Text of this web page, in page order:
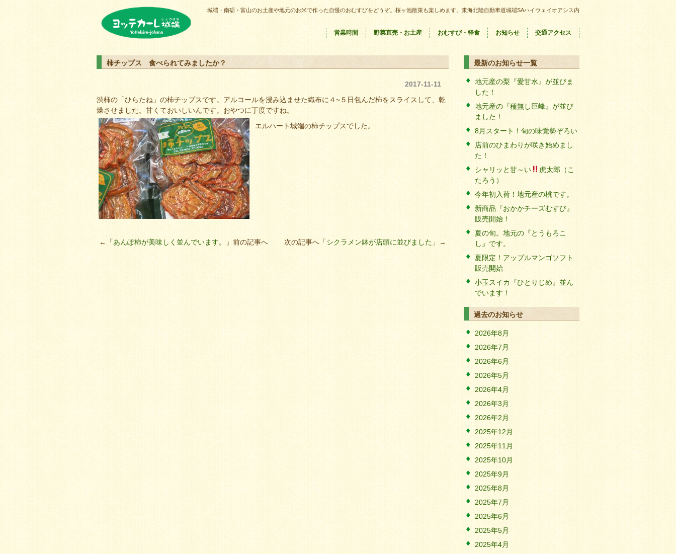
城端・南砺・富山のお土産や地元のお米で作った自慢のおむすびをどうぞ。桜ヶ池散策も楽しめます。東海北陸自動車道城端SAハイウェイオアシス内
営業時間 野菜直売・お土産 おむすび・軽食 お知らせ 交通アクセス
柿チップス 食べられてみましたか？
2017-11-11
渋柿の「ひらたね」の柿チップスです。アルコールを浸み込ませた織布に４~５日包んだ柿をスライスして、乾
燥させました。甘くておいしいんです。おやつに丁度ですね。
エルハート城端の柿チップスでした。
←「あんぽ柿が美味しく並んでいます。 」前の記事へ 次の記事へ「シクラメン鉢が店頭に並びました 」→
最新のお知らせ一覧
地元産の梨『愛甘水』が並びま
した！
地元産の『種無し巨峰』が並び
ました！
8月スタート！旬の味覚勢ぞろい
店前のひまわりが咲き始めまし
た！
シャリッと甘～い
虎太郎（こ
たろう）
今年初入荷！地元産の桃です。
新商品『おかかチーズむすび』
販売開始！
夏の旬。地元の『とうもろこ
し』です。
夏限定！アップルマンゴソフト
販売開始
小玉スイカ『ひとりじめ』並ん
でいます！
過去のお知らせ
2026年8月
2026年7月
2026年6月
2026年5月
2026年4月
2026年3月
2026年2月
2025年12月
2025年11月
2025年10月
2025年9月
2025年8月
2025年7月
2025年6月
2025年5月
2025年4月